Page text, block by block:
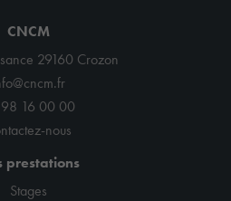
CNCM
29160 Crozon
16 00 00
nous
prestations
Stages